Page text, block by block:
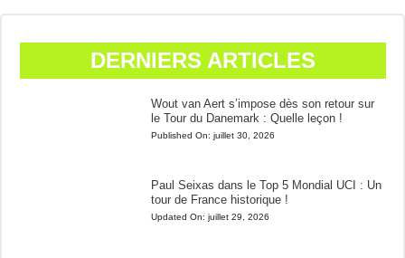
DERNIERS ARTICLES
Wout van Aert s’impose dès son retour sur
le Tour du Danemark : Quelle leçon !
Published On: juillet 30, 2026
Paul Seixas dans le Top 5 Mondial UCI : Un
tour de France historique !
Updated On: juillet 29, 2026